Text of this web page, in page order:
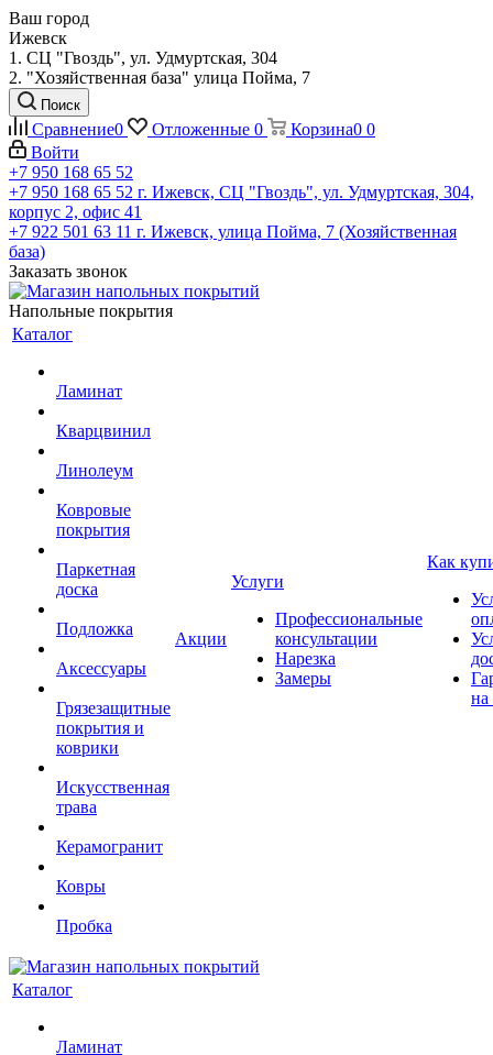
Ваш город
Ижевск
1. СЦ "Гвоздь", ул. Удмуртская, 304
2. "Хозяйственная база" улица Пойма, 7
Поиск
Сравнение0 Отложенные 0 Корзина0 0
Войти
+7 950 168 65 52
+7 950 168 65 52 г. Ижевск, СЦ "Гвоздь", ул. Удмуртская, 304,
корпус 2, офис 41
+7 922 501 63 11 г. Ижевск, улица Пойма, 7 (Хозяйственная
база)
Заказать звонок
Напольные покрытия
Каталог
Ламинат
Кварцвинил
Линолеум
Ковровые
покрытия
Паркетная
доска
Подложка
Аксессуары
Грязезащитные
покрытия и
коврики
Искусственная
трава
Керамогранит
Ковры
Пробка
Акции
Услуги
Профессиональные
консультации
Нарезка
Замеры
Как
на
Каталог
Ламинат